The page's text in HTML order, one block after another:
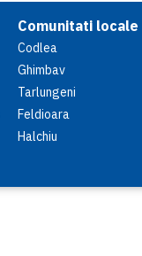
Comunitati locale
Codlea
Ghimbav
Tarlungeni
Feldioara
Halchiu